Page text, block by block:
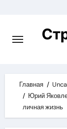
content
Главная
Юрий
личная жизнь